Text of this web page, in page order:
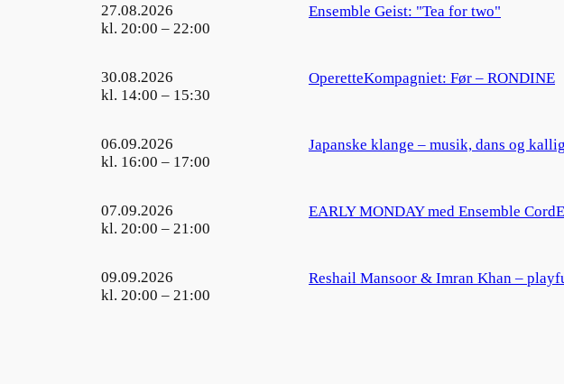
27.08.2026
kl. 20:00 – 22:00
Ensemble Geist: "Tea for two"
30.08.2026
kl. 14:00 – 15:30
OperetteKompagniet: Før – RONDINE
06.09.2026
kl. 16:00 – 17:00
Japanske klange – musik, dans og
07.09.2026
kl. 20:00 – 21:00
EARLY MONDAY med Ensemble
09.09.2026
kl. 20:00 – 21:00
Reshail Mansoor & Imran Khan –